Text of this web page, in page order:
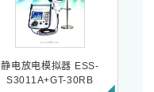
静电放电模拟器 ESS-
S3011A+GT-30RB